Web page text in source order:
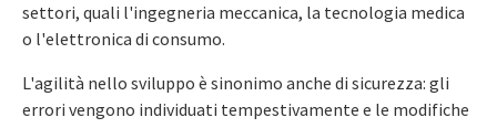
settori, quali l'ingegneria meccanica, la tecnologia medica
o l'elettronica di consumo.
L'agilità nello sviluppo è sinonimo anche di sicurezza: gli
errori vengono individuati tempestivamente e le modifiche